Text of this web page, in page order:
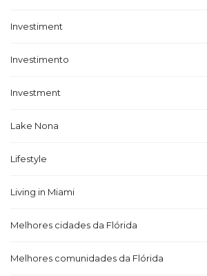
Investiment
Investimento
Investment
Lake Nona
Lifestyle
Living in Miami
Melhores cidades da Flórida
Melhores comunidades da Flórida